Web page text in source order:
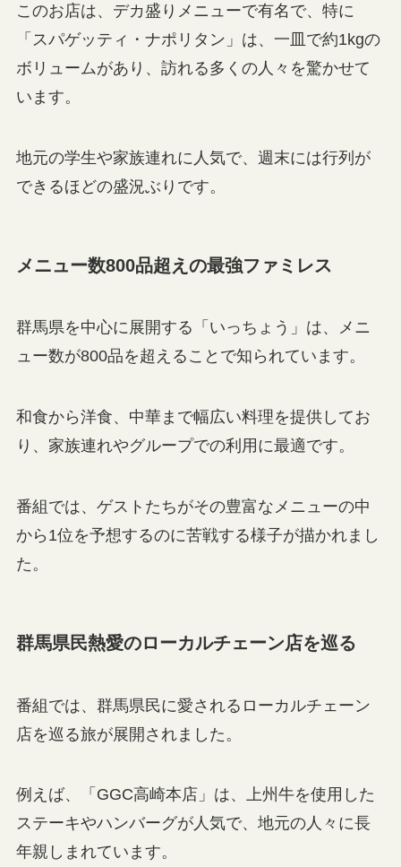
このお店は、デカ盛りメニューで有名で、特に
「スパゲッティ・ナポリタン」は、一皿で約1kgの
ボリュームがあり、訪れる多くの人々を驚かせて
います。
地元の学生や家族連れに人気で、週末には行列が
できるほどの盛況ぶりです。
メニュー数800品超えの最強ファミレス
群馬県を中心に展開する「いっちょう」は、メニ
ュー数が800品を超えることで知られています。
和食から洋食、中華まで幅広い料理を提供してお
り、家族連れやグループでの利用に最適です。
番組では、ゲストたちがその豊富なメニューの中
から1位を予想するのに苦戦する様子が描かれまし
た。
群馬県民熱愛のローカルチェーン店を巡る
番組では、群馬県民に愛されるローカルチェーン
店を巡る旅が展開されました。
例えば、「GGC高崎本店」は、上州牛を使用した
ステーキやハンバーグが人気で、地元の人々に長
年親しまれています。